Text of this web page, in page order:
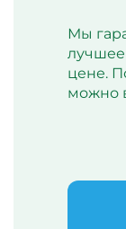
Мы
цене.
можно